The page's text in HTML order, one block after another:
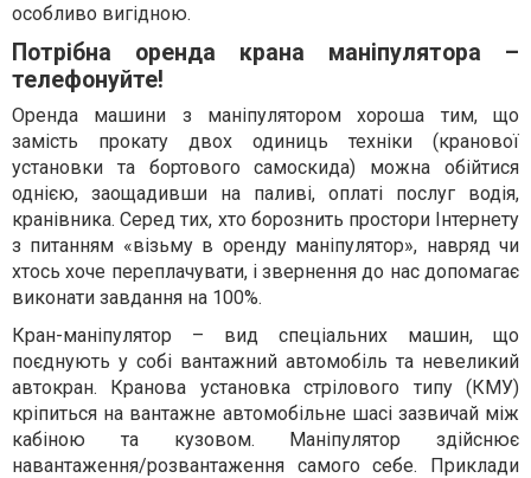
особливо вигідною.
Потрібна оренда крана маніпулятора –
телефонуйте!
Оренда машини з маніпулятором хороша тим, що
замість прокату двох одиниць техніки (кранової
установки та бортового самоскида) можна обійтися
однією, заощадивши на паливі, оплаті послуг водія,
кранівника. Серед тих, хто борознить простори Інтернету
з питанням «візьму в оренду маніпулятор», навряд чи
хтось хоче переплачувати, і звернення до нас допомагає
виконати завдання на 100%.
Кран-маніпулятор – вид спеціальних машин, що
поєднують у собі вантажний автомобіль та невеликий
автокран. Кранова установка стрілового типу (КМУ)
кріпиться на вантажне автомобільне шасі зазвичай між
кабіною та кузовом. Маніпулятор здійснює
навантаження/розвантаження самого себе. Приклади